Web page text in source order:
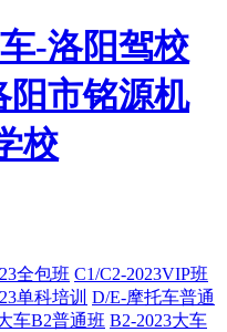
-洛阳驾校
阳市铭源机
校
全包班 C1/C2-2023VIP班
单科培训 D/E-摩托车普通
车B2普通班 B2-2023大车